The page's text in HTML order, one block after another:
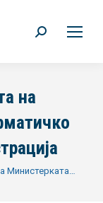
Search:
на
Министерката…